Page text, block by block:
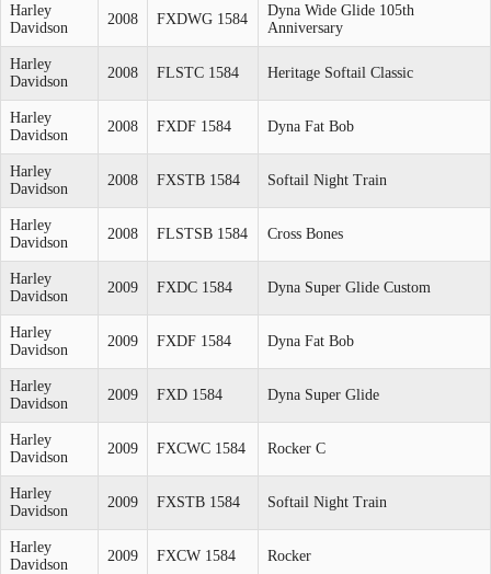
Harley
Davidson
2008 FXDWG 1584
Dyna Wide Glide 105th
Anniversary
Harley
Davidson
2008 FLSTC 1584 Heritage Softail Classic
Harley
Davidson
2008 FXDF 1584 Dyna Fat Bob
Harley
Davidson
2008 FXSTB 1584 Softail Night Train
Harley
Davidson
2008 FLSTSB 1584 Cross Bones
Harley
Davidson
2009 FXDC 1584 Dyna Super Glide Custom
Harley
Davidson
2009 FXDF 1584 Dyna Fat Bob
Harley
Davidson
2009 FXD 1584 Dyna Super Glide
Harley
Davidson
2009 FXCWC 1584 Rocker C
Harley
Davidson
2009 FXSTB 1584 Softail Night Train
Harley
Davidson
2009 FXCW 1584 Rocker